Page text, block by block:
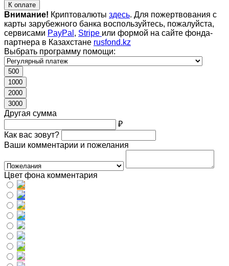
К оплате
Внимание! Криптовалюты здесь. Для пожертвования с
карты зарубежного банка воспользуйтесь, пожалуйста,
сервисами PayPal , Stripe или формой на сайте фонда-
партнера в Казахстане rusfond.kz
Выбрать программу помощи:
500
1000
2000
3000
Другая сумма
₽
Как вас зовут?
Ваши комментарии и пожелания
Цвет фона комментария